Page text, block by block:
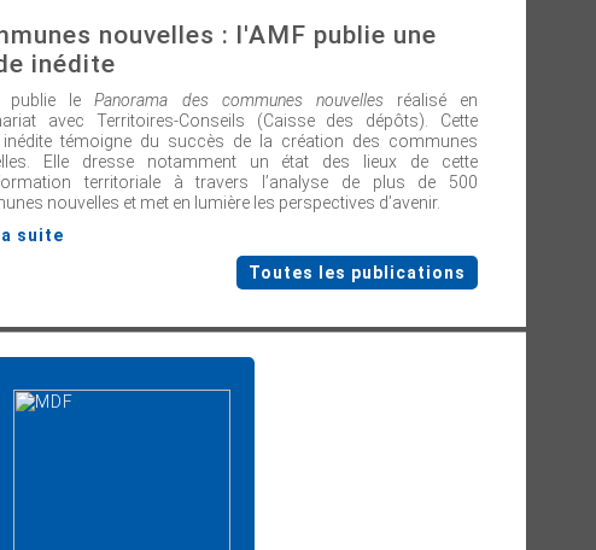
nouvelles : l'AMF publie une
inédite
publie lePanorama des communes nouvellesréalisé en
avec Territoires-Conseils (Caisse des dépôts). Cette
inédite témoigne du succès de la création des communes
Elle dresse notamment un état des lieux de cette
territoriale à travers l’analyse de plus de 500
nouvelles et met en lumière les perspectives d’avenir.
suite
Toutes les publications